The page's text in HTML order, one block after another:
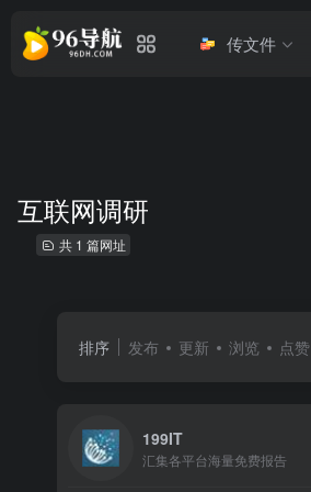
传文件
互联网调研
共 1 篇网址
排序 发布 更新 浏览 点赞
199IT
汇集各平台海量免费报告